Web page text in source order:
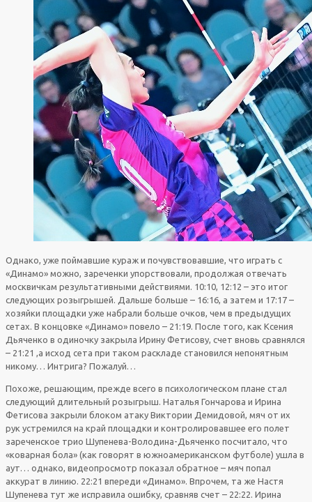
Однако, уже поймавшие кураж и почувствовавшие, что играть с
«Динамо» можно, зареченки упорствовали, продолжая отвечать
москвичкам результативными действиями. 10:10, 12:12 – это итог
следующих розыгрышей. Дальше больше – 16:16, а затем и 17:17 –
хозяйки площадки уже набрали больше очков, чем в предыдущих
сетах. В концовке «Динамо» повело – 21:19. После того, как Ксения
Дьяченко в одиночку закрыла Ирину Фетисову, счет вновь сравнялся
– 21:21 ,а исход сета при таком раскладе становился непонятным
никому… Интрига? Пожалуй…
Похоже, решающим, прежде всего в психологическом плане стал
следующий длительный розыгрыш. Наталья Гончарова и Ирина
Фетисова закрыли блоком атаку Виктории Демидовой, мяч от их
рук устремился на край площадки и контролировавшее его полет
зареченское трио Шупенева-Володина-Дьяченко посчитало, что
«коварная бола» (как говорят в южноамериканском футболе) ушла в
аут… однако, видеопросмотр показал обратное – мяч попал
аккурат в линию. 22:21 впереди «Динамо». Впрочем, та же Настя
Шупенева тут же исправила ошибку, сравняв счет – 22:22. Ирина